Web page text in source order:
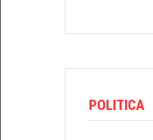
POLITICA